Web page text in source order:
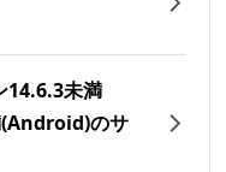
14.6.3未満
のサ